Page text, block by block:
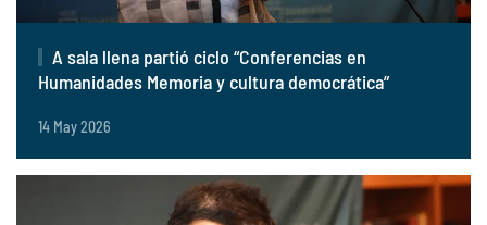
A sala llena partió ciclo “Conferencias en
Humanidades Memoria y cultura democrática”
14 May 2026